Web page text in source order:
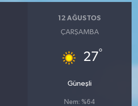
12 AĞUSTOS
ÇARŞAMBA
27°
Güneşli
Nem: %64